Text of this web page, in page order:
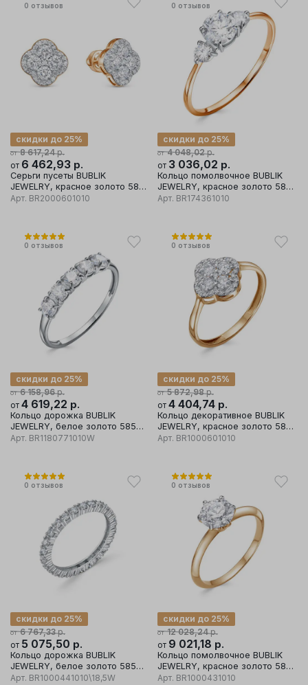
0 отзывов
от 8 617,24р.
скидки до 25%
от 6 462,93 р.
Серьги пусеты BUBLIK
JEWELRY, красное золото 585
проба, вставка бриллиант
Арт. BR2000601010
0 отзывов
от 4 048,02р.
скидки до 25%
от 3 036,02 р.
Кольцо помолвочное BUBLIK
JEWELRY, красное золото 585
проба, вставка бриллиант
Арт. BR174361010
0 отзывов
от 6 158,96р.
скидки до 25%
от 4 619,22 р.
Кольцо дорожка BUBLIK
JEWELRY, белое золото 585
проба, вставка бриллиант
Арт. BR1180771010W
0 отзывов
от 5 872,98р.
скидки до 25%
от 4 404,74 р.
Кольцо декоративное BUBLIK
JEWELRY, красное золото 585
проба, вставка бриллиант
Арт. BR1000601010
0 отзывов
от 6 767,33р.
скидки до 25%
от 5 075,50 р.
Кольцо дорожка BUBLIK
JEWELRY, белое золото 585
проба, вставка бриллиант
Арт. BR1000441010\18,5W
0 отзывов
от 12 028,24р.
скидки до 25%
от 9 021,18 р.
Кольцо помолвочное BUBLIK
JEWELRY, красное золото 585
проба, вставка бриллиант
Арт. BR1000431010